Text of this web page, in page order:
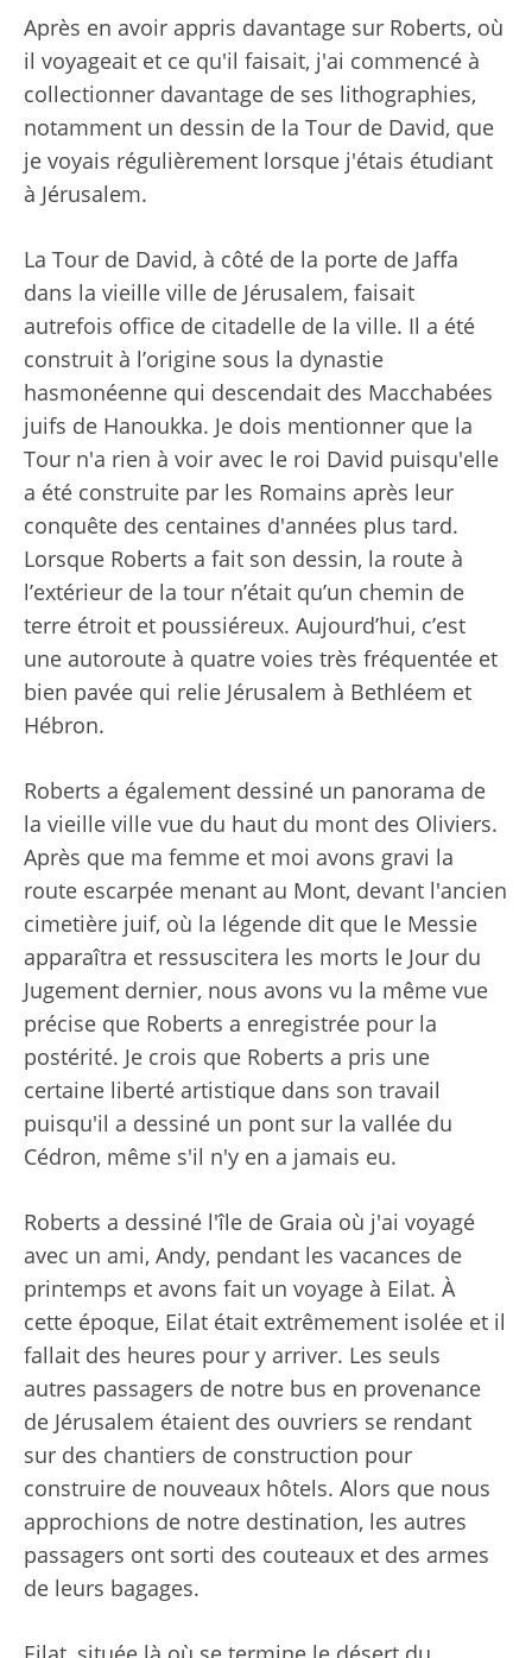
Après en avoir appris davantage sur Roberts, où
il voyageait et ce qu'il faisait, j'ai commencé à
collectionner davantage de ses lithographies,
notamment un dessin de la Tour de David, que
je voyais régulièrement lorsque j'étais étudiant
à Jérusalem.
La Tour de David, à côté de la porte de Jaffa
dans la vieille ville de Jérusalem, faisait
autrefois office de citadelle de la ville. Il a été
construit à l’origine sous la dynastie
hasmonéenne qui descendait des Macchabées
juifs de Hanoukka. Je dois mentionner que la
Tour n'a rien à voir avec le roi David puisqu'elle
a été construite par les Romains après leur
conquête des centaines d'années plus tard.
Lorsque Roberts a fait son dessin, la route à
l’extérieur de la tour n’était qu’un chemin de
terre étroit et poussiéreux. Aujourd’hui, c’est
une autoroute à quatre voies très fréquentée et
bien pavée qui relie Jérusalem à Bethléem et
Hébron.
Roberts a également dessiné un panorama de
la vieille ville vue du haut du mont des Oliviers.
Après que ma femme et moi avons gravi la
route escarpée menant au Mont, devant l'ancien
cimetière juif, où la légende dit que le Messie
apparaîtra et ressuscitera les morts le Jour du
Jugement dernier, nous avons vu la même vue
précise que Roberts a enregistrée pour la
postérité. Je crois que Roberts a pris une
certaine liberté artistique dans son travail
puisqu'il a dessiné un pont sur la vallée du
Cédron, même s'il n'y en a jamais eu.
Roberts a dessiné l'île de Graia où j'ai voyagé
avec un ami, Andy, pendant les vacances de
printemps et avons fait un voyage à Eilat. À
cette époque, Eilat était extrêmement isolée et il
fallait des heures pour y arriver. Les seuls
autres passagers de notre bus en provenance
de Jérusalem étaient des ouvriers se rendant
sur des chantiers de construction pour
construire de nouveaux hôtels. Alors que nous
approchions de notre destination, les autres
passagers ont sorti des couteaux et des armes
de leurs bagages.